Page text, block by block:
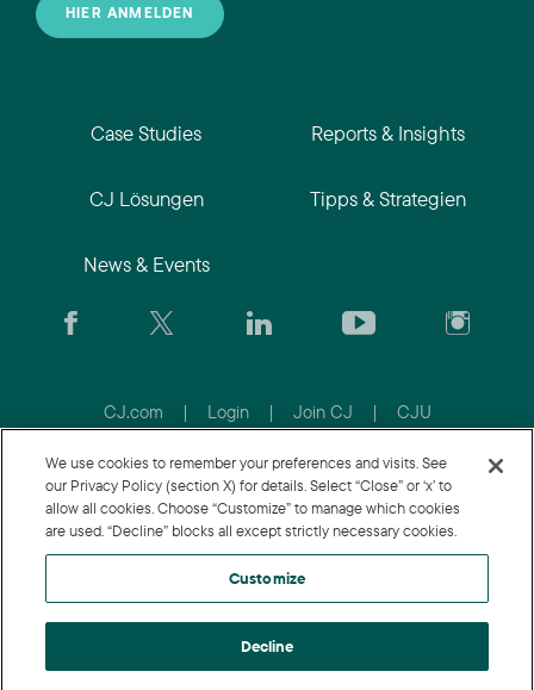
HIER ANMELDEN
Case Studies
CJ Lösungen
News & Events
Reports & Insights
Tipps & Strategien
CJ.com | Login | Join CJ | CJU
© 2026 Conversant Europe Ltd. All rights reserved.
Datenschutzrichtlinie
| Nutzungsbedingungen | Customize
|
We use cookies to remember your preferences and visits. See
our Privacy Policy (section X) for details. Select “Close” or ‘x’ to
allow all cookies. Choose “Customize” to manage which cookies
are used. “Decline” blocks all except strictly necessary cookies.
Customize
Decline